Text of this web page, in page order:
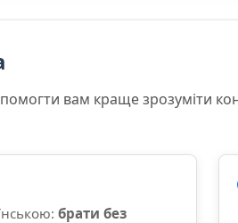
вам краще зрозуміти
брати без